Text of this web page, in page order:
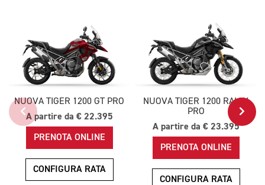
NUOVA TIGER 1200 GT PRO
A partire da € 22.395
PRENOTA ONLINE
CONFIGURA RATA
NUOVA TIGER 1200 RALLY
PRO
A partire da € 23.395
PRENOTA ONLINE
CONFIGURA RATA